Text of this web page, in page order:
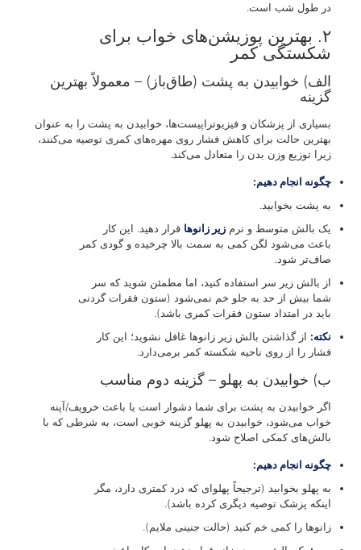
در طول شب است.
۲. بهترین پوزیشن‌های خواب برای
شکستگی کمر
الف) خوابیدن به پشت (طاق‌باز) – معمولاً بهترین
گزینه
بسیاری از پزشکان و فیزیوتراپیست‌ها، خوابیدن به پشت را به عنوان
بهترین حالت برای کاهش فشار روی مهره‌های کمری توصیه می‌کنند،
زیرا توزیع وزن بدن را متعادل می‌کند.
چگونه انجام دهیم:
به پشت بخوابید.
یک بالش متوسط و نرم زیر زانوها قرار دهید. این کار
باعث می‌شود لگن کمی به سمت بالا چرخیده و گودی کمر
صاف‌تر شود.
از بالش زیر سر استفاده کنید، اما مطمئن شوید که سر
شما بیش از حد به جلو خم نمی‌شود (ستون فقرات گردنی
باید در امتداد ستون فقرات کمری باشد).
نکته: از گذاشتن بالش زیر زانوها غافل نشوید؛ این کار
فشار را از روی ناحیه شکسته کمر برمی‌دارد.
ب) خوابیدن به پهلو – گزینه دوم مناسب
اگر خوابیدن به پشت برای شما دشوار است یا باعث خروپف/آپنه
خواب می‌شود، خوابیدن به پهلو گزینه خوبی است، به شرطی که با
بالش‌های کمکی اصلاح شود.
چگونه انجام دهیم:
به پهلو بخوابید (ترجیحاً پهلوای که درد کمتری دارد، مگر
اینکه پزشک توصیه دیگری کرده باشد).
زانوها را کمی خم کنید (حالت جنینی ملایم).